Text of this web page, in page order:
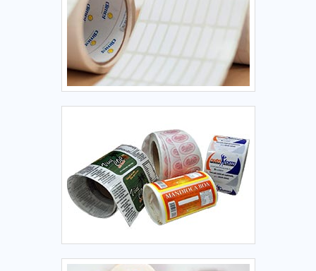
muitas formas diferentes de demonstrar conhecimento e
autoridade em uma área de atuação. Os motivos pelos
quais a Point Impressões é a melhor opção sempre que
precisar de impressão em lona com ilhós: Comprometida
com os serviços; Responsável; Altamente qualificada;
Inovadora; Segura. EFICIÊNCIA E QUALIDADE
pelo que há de mais moderno, traz inovações e variedades
em banners e placas de sinalização industrial.Isso se deve
ao fato de a empresa ser comprometida com os serviços e
segura, padrões possíveis por contar com escritório de alta
qualidade onde são realizadas as atividades e estrutura
suficiente para atender todas as demandas. Tudo isso,
unido a um time de colaboradores proativos e
trabalhadores de alta qualidade, comprova sua essência de
trazer o melhor para todos os clientes. Saiba mais detalhes
solicitando um orçamento! .